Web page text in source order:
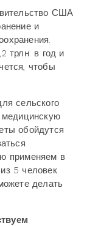
США
и
трлн. в год и
чтобы
сельского
медицинскую
обойдутся
применяем в
5 человек
делать